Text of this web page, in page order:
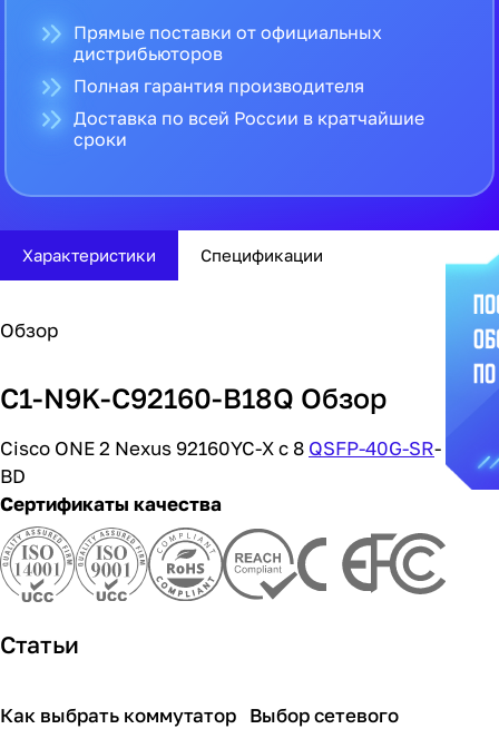
Прямые поставки от официальных
дистрибьюторов
Полная гарантия производителя
Доставка по всей России в кратчайшие
сроки
Характеристики Спецификации
Обзор
C1-N9K-C92160-B18Q Обзор
Cisco ONE 2 Nexus 92160YC-X с 8 QSFP-40G-SR-
BD
Сертификаты качества
Статьи
Советы покупателям
Как выбрать коммутатор
Советы покупателям
Выбор сетевого